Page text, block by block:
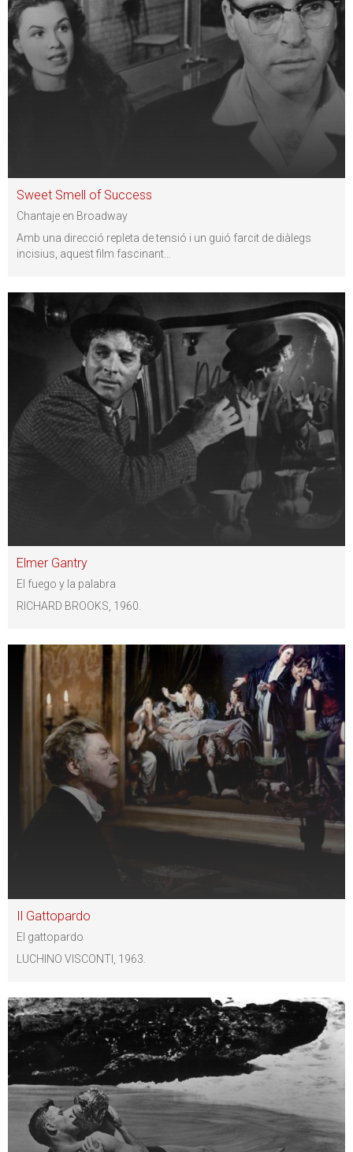
Sweet Smell of Success
Chantaje en Broadway
Amb una direcció repleta de tensió i un guió farcit de diàlegs
incisius, aquest film fascinant
Elmer Gantry
El fuego y la palabra
RICHARD BROOKS, 1960.
Il Gattopardo
El gattopardo
LUCHINO VISCONTI, 1963.